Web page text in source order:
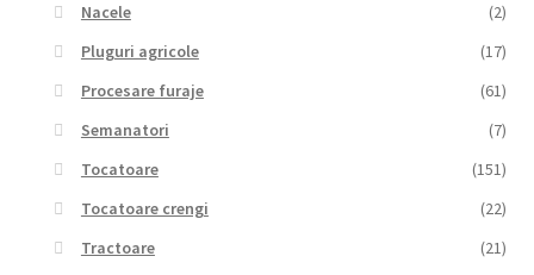
Nacele
(2)
Pluguri agricole
(17)
Procesare furaje
(61)
Semanatori
(7)
Tocatoare
(151)
Tocatoare crengi
(22)
Tractoare
(21)